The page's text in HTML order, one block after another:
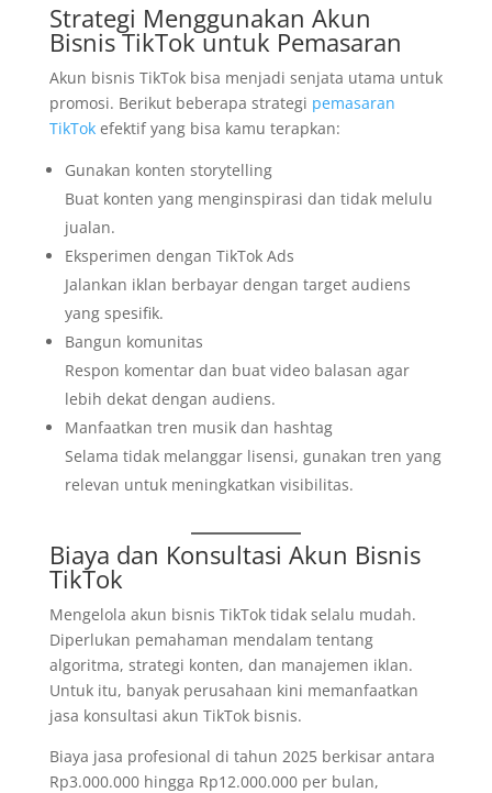
Strategi Menggunakan Akun
Bisnis TikTok untuk Pemasaran
Akun bisnis TikTok bisa menjadi senjata utama untuk
promosi. Berikut beberapa strategi pemasaran
TikTokefektif yang bisa kamu terapkan:
Gunakan konten storytelling
Buat konten yang menginspirasi dan tidak melulu
jualan.
Eksperimen dengan TikTok Ads
Jalankan iklan berbayar dengan target audiens
yang spesifik.
Bangun komunitas
Respon komentar dan buat video balasan agar
lebih dekat dengan audiens.
Manfaatkan tren musik dan hashtag
Selama tidak melanggar lisensi, gunakan tren yang
relevan untuk meningkatkan visibilitas.
Biaya dan Konsultasi Akun Bisnis
TikTok
Mengelola akun bisnis TikTok tidak selalu mudah.
Diperlukan pemahaman mendalam tentang
algoritma, strategi konten, dan manajemen iklan.
Untuk itu, banyak perusahaan kini memanfaatkan
jasa konsultasi akun TikTok bisnis.
Biaya jasa profesional di tahun 2025 berkisar antara
Rp3.000.000 hingga Rp12.000.000 per bulan,